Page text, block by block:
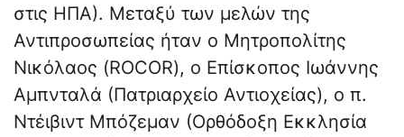
στις ΗΠΑ). Μεταξύ των μελών της
Αντιπροσωπείας ήταν ο Μητροπολίτης
Νικόλαος (ROCOR), ο Επίσκοπος Ιωάννης
Αμπνταλά (Πατριαρχείο Αντιοχείας), ο π.
Ντέιβιντ Μπόζεμαν (Ορθόδοξη Εκκλησία